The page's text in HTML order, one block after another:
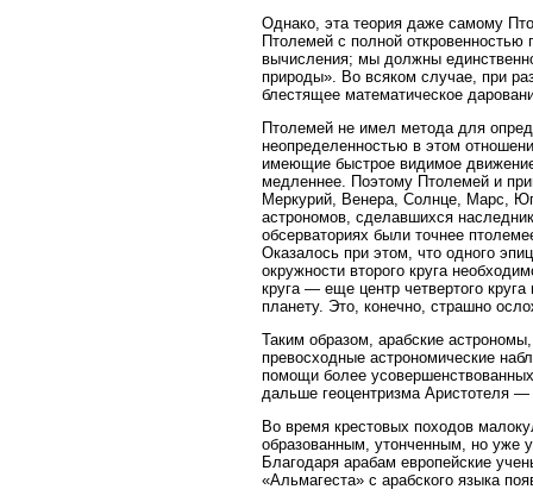
Однако, эта теория даже самому
Птолемей с полной
вычисления; мы должны
природы». Во всяком случае, при
блестящее математическое
Птолемей не имел метода для
неопределенностью в этом
имеющие быстрое видимое
медленнее. Поэтому Птолемей и
Меркурий, Венера, Солнце, Марс,
астрономов, сделавшихся
обсерваториях были точнее
Оказалось при этом, что одного
окружности второго круга
круга — еще центр четвертого
планету. Это, конечно, страшно
Таким образом, арабские
превосходные астрономические
помощи более
дальше геоцентризма Аристотеля
Во время крестовых походов
образованным, утонченным, но уже
Благодаря арабам европейские
«Альмагеста» с арабского языка